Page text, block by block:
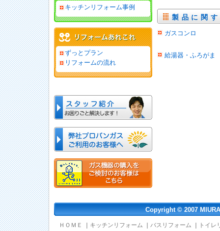
製品に関
ガスコンロ
給湯器・ふろがま
キッチンリフォーム事例
ずっとプラン
リフォームの流れ
Copyright © 2007
ＨＯＭＥ キッチンリフォーム バスリフォーム
トイレ